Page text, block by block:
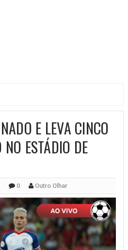
E LEVA CINCO
ESTÁDIO DE
0 Outro Olhar